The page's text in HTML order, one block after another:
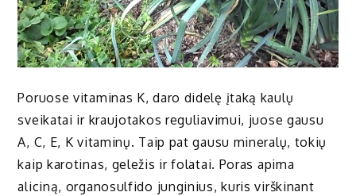
Poruose vitaminas K, daro didelę įtaką kaulų
sveikatai ir kraujotakos reguliavimui, juose gausu
A, C, E, K vitaminų. Taip pat gausu mineralų, tokių
kaip karotinas, geležis ir folatai. Poras apima
aliciną, organosulfido junginius, kuris virškinant